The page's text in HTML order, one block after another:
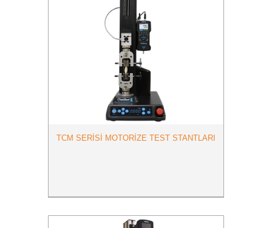
TCM SERİSİ MOTORİZE TEST STANTLARI